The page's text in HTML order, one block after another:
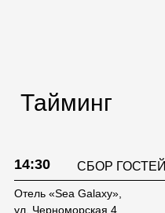
Тайминг
14:30 СБОР ГОСТЕЙ
Отель «Sea Galaxy»,
ул. Черноморская 4